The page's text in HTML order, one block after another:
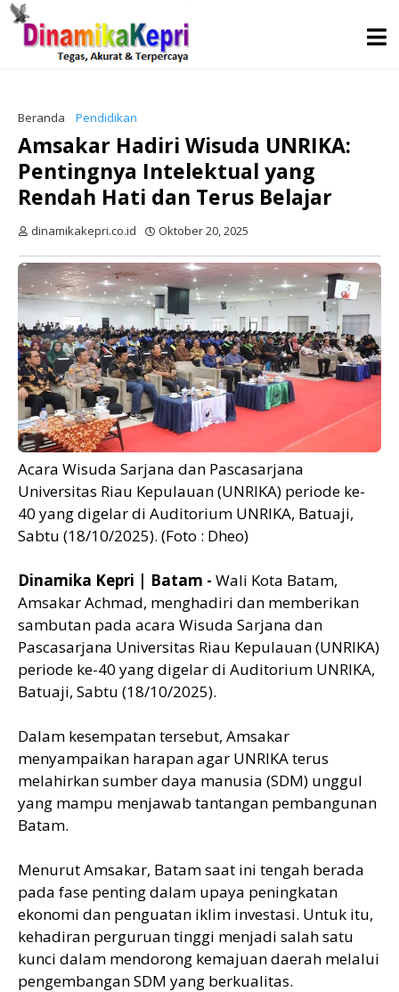
Beranda Pendidikan
Amsakar Hadiri Wisuda UNRIKA:
Pentingnya Intelektual yang
Rendah Hati dan Terus Belajar
dinamikakepri.co.id Oktober 20, 2025
Acara Wisuda Sarjana dan Pascasarjana
Universitas Riau Kepulauan (UNRIKA) periode ke-
40 yang digelar di Auditorium UNRIKA, Batuaji,
Sabtu (18/10/2025). (Foto : Dheo)
Dinamika Kepri | Batam - Wali Kota Batam,
Amsakar Achmad, menghadiri dan memberikan
sambutan pada acara Wisuda Sarjana dan
Pascasarjana Universitas Riau Kepulauan (UNRIKA)
periode ke-40 yang digelar di Auditorium UNRIKA,
Batuaji, Sabtu (18/10/2025).
Dalam kesempatan tersebut, Amsakar
menyampaikan harapan agar UNRIKA terus
melahirkan sumber daya manusia (SDM) unggul
yang mampu menjawab tantangan pembangunan
Batam.
Menurut Amsakar, Batam saat ini tengah berada
pada fase penting dalam upaya peningkatan
ekonomi dan penguatan iklim investasi. Untuk itu,
kehadiran perguruan tinggi menjadi salah satu
kunci dalam mendorong kemajuan daerah melalui
pengembangan SDM yang berkualitas.